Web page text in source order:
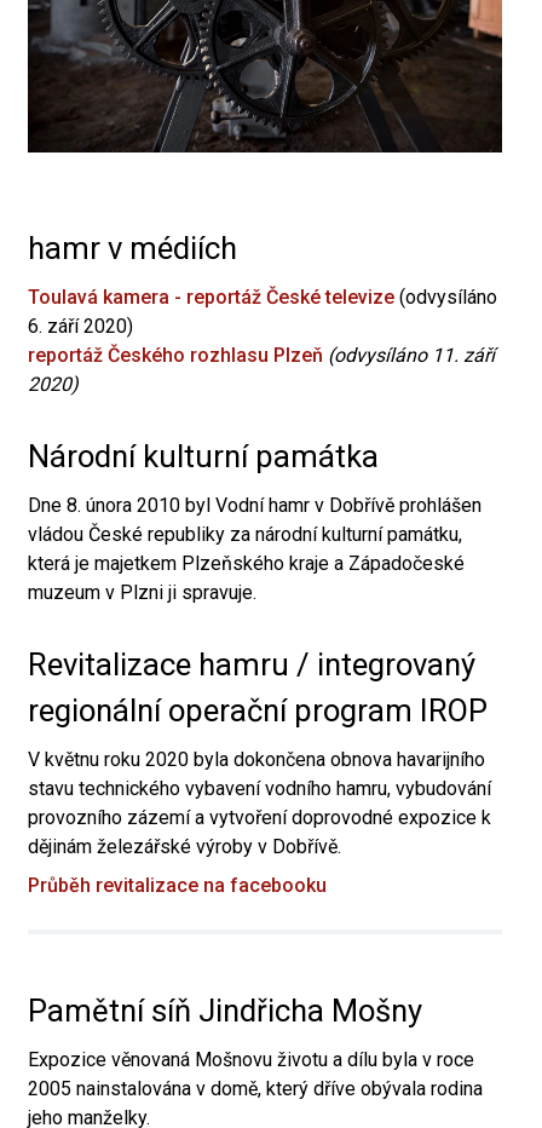
hamr v médiích
Toulavá kamera - reportáž České televize (odvysíláno
6. září 2020)
reportáž Českého rozhlasu Plzeň (odvysíláno 11. září
2020)
Národní kulturní památka
Dne 8. února 2010 byl Vodní hamr v Dobřívě prohlášen
vládou České republiky za národní kulturní památku,
která je majetkem Plzeňského kraje a Západočeské
muzeum v Plzni ji spravuje.
Revitalizace hamru / integrovaný
regionální operační program IROP
V květnu roku 2020 byla dokončena obnova havarijního
stavu technického vybavení vodního hamru, vybudování
provozního zázemí a vytvoření doprovodné expozice k
dějinám železářské výroby v Dobřívě.
Průběh revitalizace na facebooku
Pamětní síň Jindřicha Mošny
Expozice věnovaná Mošnovu životu a dílu byla v roce
2005 nainstalována v domě, který dříve obývala rodina
jeho manželky.